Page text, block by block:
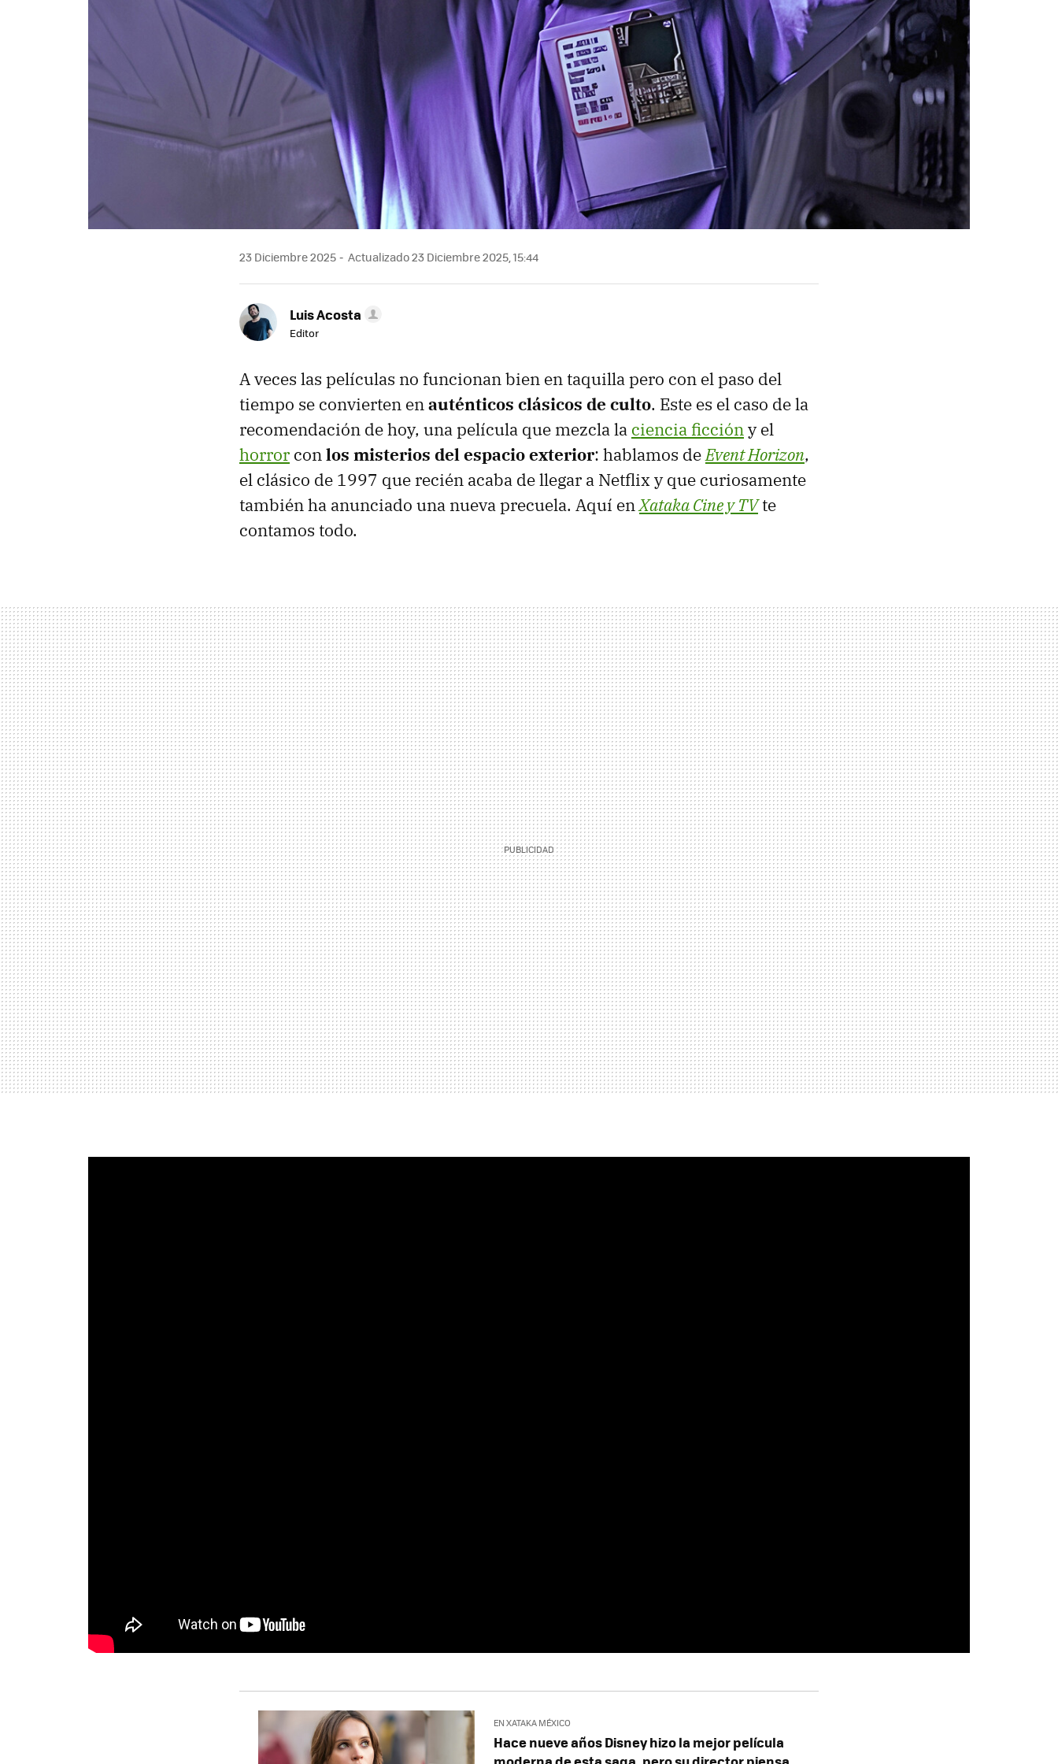
23 Diciembre 2025 Actualizado 23 Diciembre 2025, 15:44
Luis Acosta
Editor
A veces las películas no funcionan bien en taquilla pero con el paso del
tiempo se convierten enauténticos clásicos de culto. Este es el caso de la
recomendación de hoy, una película que mezcla la ciencia ficcióny el
horror conlos misterios del espacio exterior: hablamos deEvent Horizon,
el clásico de 1997 que recién acaba de llegar a Netflix y que curiosamente
también ha anunciado una nueva precuela. Aquí enXataka Cine y TVte
contamos todo.
EN XATAKA MÉXICO
Hace nueve años Disney hizo la mejor película